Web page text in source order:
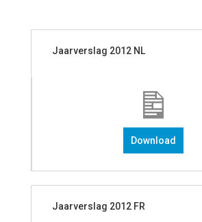
Jaarverslag 2012 NL
Download
Jaarverslag 2012 FR